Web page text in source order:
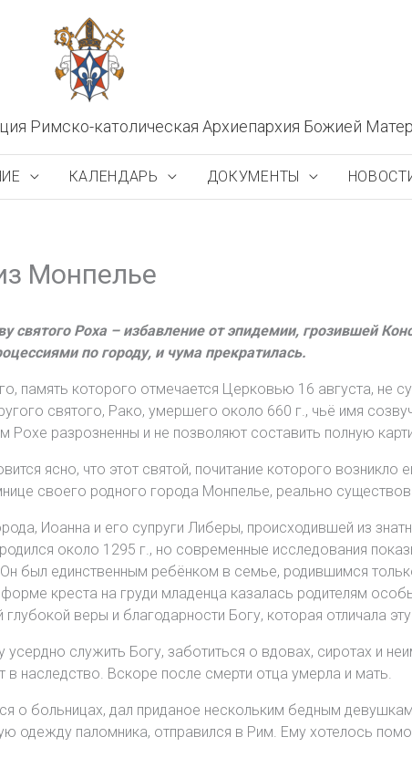
Римско-католическая Архиепархия Божией
КАЛЕНДАРЬ ДОКУМЕНТЫ
Монпелье
святого Роха – избавление от эпидемии, грозившей
по городу, и чума прекратилась.
память которого отмечается Церковью 16 августа, не
святого, Рако, умершего около 660 г., чьё имя
разрозненны и не позволяют составить полную
ясно, что этот святой, почитание которого возникло
своего родного города Монпелье, реально
Иоанна и его супруги Либеры, происходившей из
около 1295 г., но современные исследования
был единственным ребёнком в семье, родившимся
креста на груди младенца казалась родителям
веры и благодарности Богу, которая отличала
служить Богу, заботиться о вдовах, сиротах и
наследство. Вскоре после смерти отца умерла и мать.
о больницах, дал приданое нескольким бедным
одежду паломника, отправился в Рим. Ему хотелось